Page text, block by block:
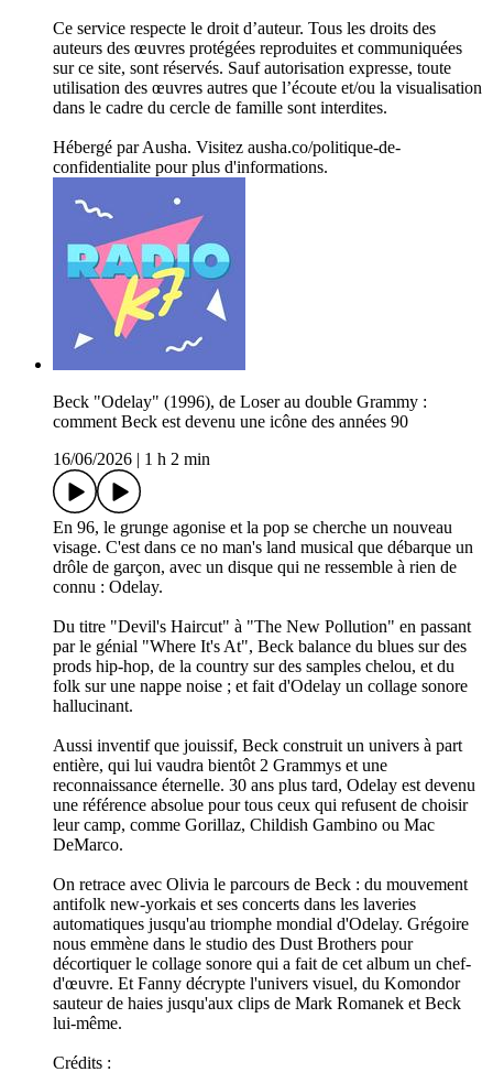
Ce service respecte le droit d’auteur. Tous les droits des
auteurs des œuvres protégées reproduites et communiquées
sur ce site, sont réservés. Sauf autorisation expresse, toute
utilisation des œuvres autres que l’écoute et/ou la visualisation
dans le cadre du cercle de famille sont interdites.
Hébergé par Ausha. Visitez ausha.co/politique-de-
confidentialite pour plus d'informations.
Beck "Odelay" (1996), de Loser au double Grammy :
comment Beck est devenu une icône des années 90
16/06/2026
1 h 2 min
En 96, le grunge agonise et la pop se cherche un nouveau
visage. C'est dans ce no man's land musical que débarque un
drôle de garçon, avec un disque qui ne ressemble à rien de
connu : Odelay.
Du titre "Devil's Haircut" à "The New Pollution" en passant
par le génial "Where It's At", Beck balance du blues sur des
prods hip-hop, de la country sur des samples chelou, et du
folk sur une nappe noise ; et fait d'Odelay un collage sonore
hallucinant.
Aussi inventif que jouissif, Beck construit un univers à part
entière, qui lui vaudra bientôt 2 Grammys et une
reconnaissance éternelle. 30 ans plus tard, Odelay est devenu
une référence absolue pour tous ceux qui refusent de choisir
leur camp, comme Gorillaz, Childish Gambino ou Mac
DeMarco.
On retrace avec Olivia le parcours de Beck : du mouvement
antifolk new-yorkais et ses concerts dans les laveries
automatiques jusqu'au triomphe mondial d'Odelay. Grégoire
nous emmène dans le studio des Dust Brothers pour
décortiquer le collage sonore qui a fait de cet album un chef-
d'œuvre. Et Fanny décrypte l'univers visuel, du Komondor
sauteur de haies jusqu'aux clips de Mark Romanek et Beck
lui-même.
Crédits :